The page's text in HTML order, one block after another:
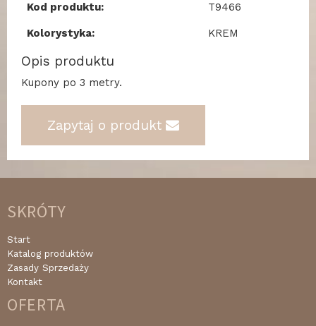
Kod produktu: T9466
Kolorystyka: KREM
Opis produktu
Kupony po 3 metry.
Zapytaj o produkt
SKRÓTY
Start
Katalog produktów
Zasady Sprzedaży
Kontakt
OFERTA